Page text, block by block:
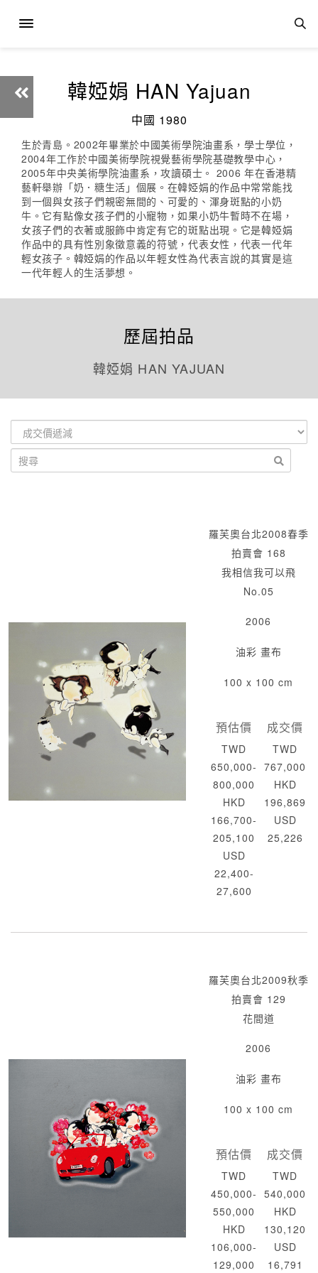
韓婭娟 HAN Yajuan
中國 1980
生於青島。2002年畢業於中國美術學院油畫系，學士學位，
2004年工作於中國美術學院視覺藝術學院基礎教學中心，
2005年中央美術學院油畫系，攻讀碩士。 2006 年在香港精
藝軒舉辦「奶．糖生活」個展。在韓婭娟的作品中常常能找
到一個與女孩子們親密無間的、可愛的、渾身斑點的小奶
牛。它有點像女孩子們的小寵物，如果小奶牛暫時不在場，
女孩子們的衣著或服飾中肯定有它的斑點出現。它是韓婭娟
作品中的具有性別象徵意義的符號，代表女性，代表一代年
輕女孩子。韓婭娟的作品以年輕女性為代表言說的其實是這
一代年輕人的生活夢想。
歷屆拍品
韓婭娟 HAN YAJUAN
羅芙奧台北2008春季
拍賣會 168
我相信我可以飛
No.05
2006
油彩 畫布
100 x 100 cm
預估價
TWD
650,000-
800,000
HKD
166,700-
205,100
USD
22,400-
27,600
成交價
TWD
767,000
HKD
196,869
USD
25,226
羅芙奧台北2009秋季
拍賣會 129
花間道
2006
油彩 畫布
100 x 100 cm
預估價
TWD
450,000-
550,000
HKD
106,000-
129,000
成交價
TWD
540,000
HKD
130,120
USD
16,791